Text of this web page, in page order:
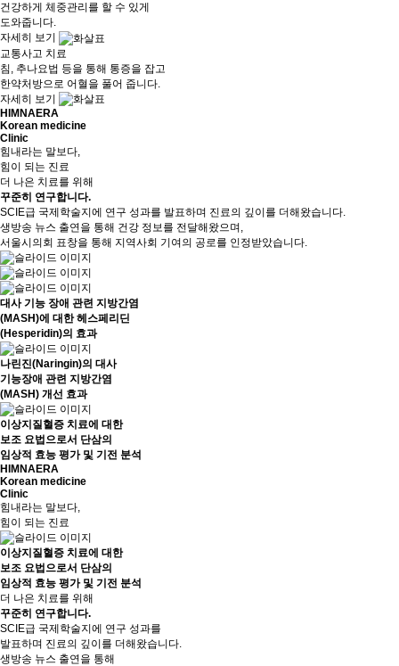
건강하게 체중관리를 할 수 있게
도와줍니다.
자세히 보기
교통사고 치료
침, 추나요법 등을 통해 통증을 잡고
한약처방으로 어혈을 풀어 줍니다.
자세히 보기
HIMNAERA
Korean medicine
Clinic
힘내라는 말보다,
힘이 되는 진료
더 나은 치료를 위해
꾸준히 연구합니다.
SCIE급 국제학술지에 연구 성과를 발표하며 진료의 깊이를 더해왔습니다.
생방송 뉴스 출연을 통해 건강 정보를 전달해왔으며,
서울시의회 표창을 통해 지역사회 기여의 공로를 인정받았습니다.
대사 기능 장애 관련 지방간염
(MASH)에 대한 헤스페리딘
(Hesperidin)의 효과
나린진(Naringin)의 대사
기능장애 관련 지방간염
(MASH) 개선 효과
이상지질혈증 치료에 대한
보조 요법으로서 단삼의
임상적 효능 평가 및 기전 분석
HIMNAERA
Korean medicine
Clinic
힘내라는 말보다,
힘이 되는 진료
이상지질혈증 치료에 대한
보조 요법으로서 단삼의
임상적 효능 평가 및 기전 분석
더 나은 치료를 위해
꾸준히 연구합니다.
SCIE급 국제학술지에 연구 성과를
발표하며 진료의 깊이를 더해왔습니다.
생방송 뉴스 출연을 통해